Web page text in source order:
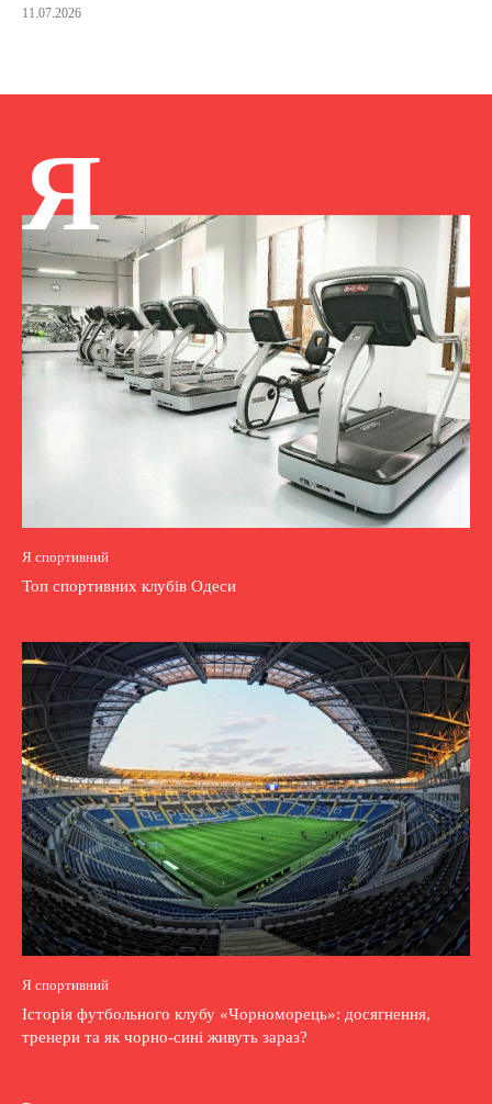
11.07.2026
Я
Я спортивний
Топ спортивних клубів Одеси
Я спортивний
Історія футбольного клубу «Чорноморець»: досягнення,
тренери та як чорно-сині живуть зараз?